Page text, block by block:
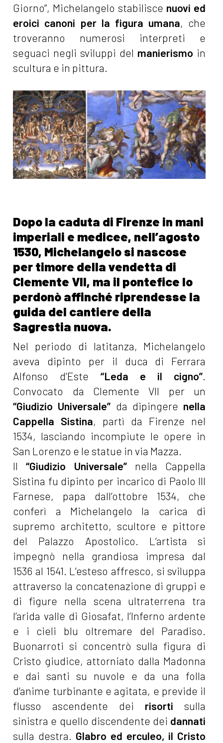
Giorno”, Michelangelo stabilisce nuovi ed
eroici canoni per la figura umana, che
troveranno numerosi interpreti e
seguaci negli sviluppi del manierismo in
scultura e in pittura.
Dopo la caduta di Firenze in mani
imperiali e medicee, nell’agosto
1530, Michelangelo si nascose
per timore della vendetta di
Clemente VII, ma il pontefice lo
perdonò affinché riprendesse la
guida del cantiere della
Sagrestia nuova.
Nel periodo di latitanza, Michelangelo
aveva dipinto per il duca di Ferrara
Alfonso d’Este “Leda e il cigno”.
Convocato da Clemente VII per un
“Giudizio Universale” da dipingere nella
Cappella Sistina, partì da Firenze nel
1534, lasciando incompiute le opere in
San Lorenzo e le statue in via Mazza.
Il“Giudizio Universale”nella Cappella
Sistina fu dipinto per incarico di Paolo III
Farnese, papa dall’ottobre 1534, che
conferì a Michelangelo la carica di
supremo architetto, scultore e pittore
del Palazzo Apostolico. L’artista si
impegnò nella grandiosa impresa dal
1536 al 1541. L’esteso affresco, si sviluppa
attraverso la concatenazione di gruppi e
di figure nella scena ultraterrena tra
l’arida valle di Giosafat, l’Inferno ardente
e i cieli blu oltremare del Paradiso.
Buonarroti si concentrò sulla figura di
Cristo giudice, attorniato dalla Madonna
e dai santi su nuvole e da una folla
d’anime turbinante e agitata, e previde il
flusso ascendente dei risorti sulla
sinistra e quello discendente dei dannati
sulla destra. Glabro ed erculeo, il Cristo